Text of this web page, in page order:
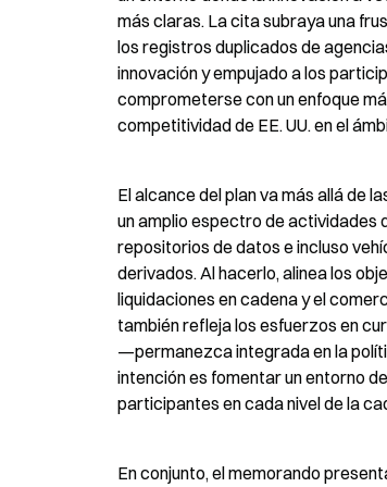
más claras. La cita subraya una
los registros duplicados de
innovación y empujado a los
comprometerse con un enfoque
competitividad de EE. UU. en el
El alcance del plan va más allá de
un amplio espectro de
repositorios de datos e incluso
derivados. Al hacerlo, alinea los
liquidaciones en cadena y el
también refleja los esfuerzos en
—permanezca integrada en la
intención es fomentar un entorno
participantes en cada nivel de la
En conjunto, el memorando